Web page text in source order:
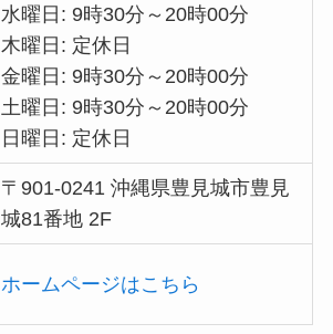
水曜日: 9時30分～20時00分
木曜日: 定休日
金曜日: 9時30分～20時00分
土曜日: 9時30分～20時00分
日曜日: 定休日
〒901-0241 沖縄県豊見城市豊見
城81番地 2F
ホームページはこちら